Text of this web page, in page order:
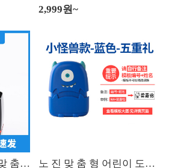
2,999원~
2 열 작업 번호 도장 맞 춤 형 개인의 이름 도장 간호사 의 개인 이름 도장 사인 도장 제작
노 진 맞 춤 형 어린이 도장 유치원 아기 개학 옷 교복 방수 세탁 이름 붙 임 이름 도장 퇴색 하지 않 는 파란색 꼬마 몬스터